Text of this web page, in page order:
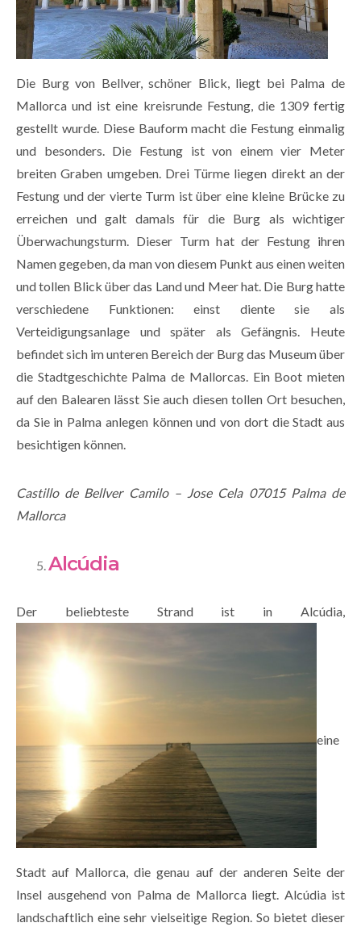
Die Burg von Bellver, schöner Blick, liegt bei Palma de
Mallorca und ist eine kreisrunde Festung, die 1309 fertig
gestellt wurde. Diese Bauform macht die Festung einmalig
und besonders. Die Festung ist von einem vier Meter
breiten Graben umgeben. Drei Türme liegen direkt an der
Festung und der vierte Turm ist über eine kleine Brücke zu
erreichen und galt damals für die Burg als wichtiger
Überwachungsturm. Dieser Turm hat der Festung ihren
Namen gegeben, da man von diesem Punkt aus einen weiten
und tollen Blick über das Land und Meer hat. Die Burg hatte
verschiedene Funktionen: einst diente sie als
Verteidigungsanlage und später als Gefängnis. Heute
befindet sich im unteren Bereich der Burg das Museum über
die Stadtgeschichte Palma de Mallorcas. Ein Boot mieten
auf den Balearen lässt Sie auch diesen tollen Ort besuchen,
da Sie in Palma anlegen können und von dort die Stadt aus
besichtigen können.
Castillo de Bellver Camilo – Jose Cela 07015 Palma de
Mallorca
Alcúdia
Der beliebteste Strand ist in Alcúdia,
eine
Stadt auf Mallorca, die genau auf der anderen Seite der
Insel ausgehend von Palma de Mallorca liegt. Alcúdia ist
landschaftlich eine sehr vielseitige Region. So bietet dieser